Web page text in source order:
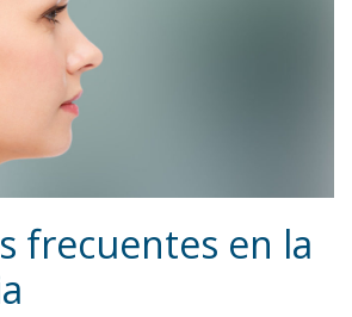
frecuentes en la